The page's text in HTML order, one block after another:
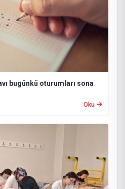
bugünkü oturumları sona
Oku